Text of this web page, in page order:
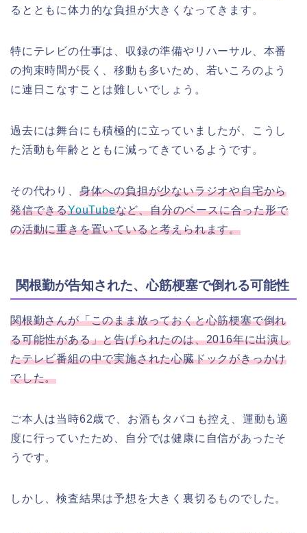
るとともに体力的な負担が大きくなってきます。
特にテレビの仕事は、収録の準備やリハーサル、本番
の拘束時間が長く、移動も多いため、若いころのよう
に連日こなすことは難しいでしょう。
過去には舞台にも積極的に立っていましたが、こうし
た活動も年齢とともに減ってきているようです。
その代わり、 身体への負担が少ないラジオや自宅から
発信できるYouTubeなど、自分のペースに合った形で
の活動に重きを置いていると考えられます。
関根勤が告知された、心筋梗塞で倒れる可能性
関根勤さんが「このまま放っておくと心筋梗塞で倒れ
る可能性がある」と告げられたのは、2016年に出演し
たテレビ番組の中で実施された心臓ドックがきっかけ
でした。
ご本人は当時62歳で、お酒もタバコも控え、運動も適
度に行っていたため、自分では健康に自信があったそ
うです。
しかし、検査結果は予想を大きく裏切るものでした。